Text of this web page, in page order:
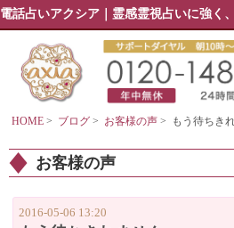
電話占いアクシア｜霊感霊視占いに強く
HOME > ブログ > お客様の声 > もう待ちき
お客様の声
2016-05-06 13:20